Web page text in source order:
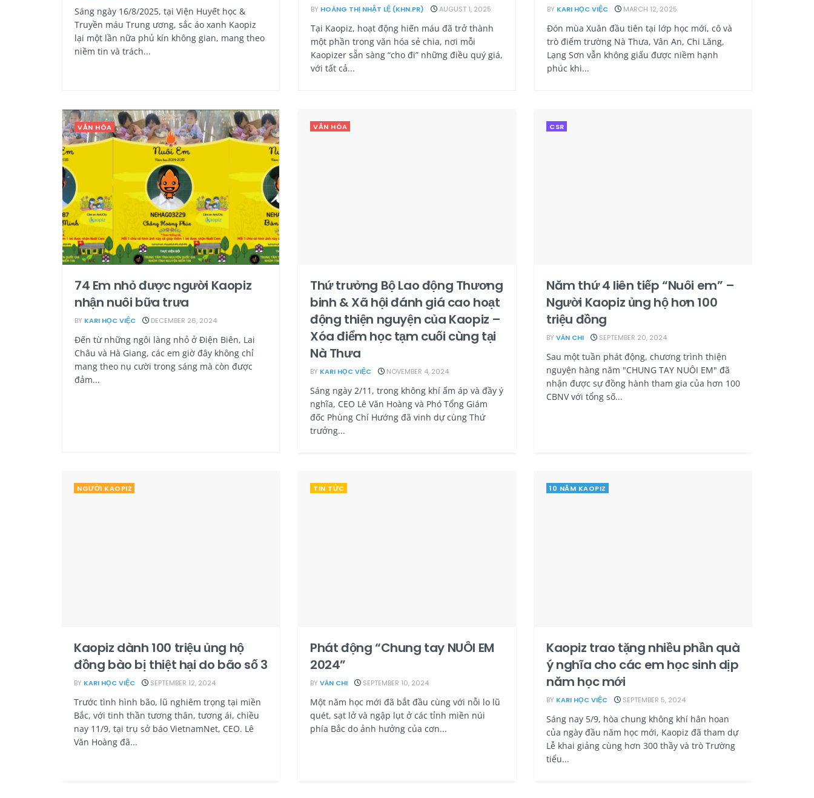
Sáng ngày 16/8/2025, tại Viện Huyết học &
Truyền máu Trung ương, sắc áo xanh Kaopiz
lại một lần nữa phủ kín không gian, mang theo
niềm tin và trách...
BY HOÀNG THỊ NHẬT LỆ (KHN.PR) AUGUST 1, 2025
Tại Kaopiz, hoạt động hiến máu đã trở thành
một phần trong văn hóa sẻ chia, nơi mỗi
Kaopizer sẵn sàng “cho đi” những điều quý giá,
với tất cả...
BY KARI HỌC VIỆC MARCH 12, 2025
Đón mùa Xuân đầu tiên tại lớp học mới, cô và
trò điểm trường Nà Thưa, Vân An, Chi Lăng,
Lạng Sơn vẫn không giấu được niềm hạnh
phúc khi...
VĂN HÓA
74 Em nhỏ được người Kaopiz
nhận nuôi bữa trưa
BY KARI HỌC VIỆC DECEMBER 26, 2024
Đến từ những ngôi làng nhỏ ở Điện Biên, Lai
Châu và Hà Giang, các em giờ đây không chỉ
mang theo nụ cười trong sáng mà còn được
đảm...
VĂN HÓA
Thứ trưởng Bộ Lao động Thương
binh & Xã hội đánh giá cao hoạt
động thiện nguyện của Kaopiz –
Xóa điểm học tạm cuối cùng tại
Nà Thưa
BY KARI HỌC VIỆC NOVEMBER 4, 2024
Sáng ngày 2/11, trong không khí ấm áp và đầy ý
nghĩa, CEO Lê Văn Hoàng và Phó Tổng Giám
đốc Phùng Chí Hướng đã vinh dự cùng Thứ
trưởng...
CSR
Năm thứ 4 liên tiếp “Nuôi em” –
Người Kaopiz ủng hộ hơn 100
triệu đồng
BY VÂN CHI SEPTEMBER 20, 2024
Sau một tuần phát động, chương trình thiện
nguyện hàng năm "CHUNG TAY NUÔI EM" đã
nhận được sự đồng hành tham gia của hơn 100
CBNV với tổng số...
NGƯỜI KAOPIZ
Kaopiz dành 100 triệu ủng hộ
đồng bào bị thiệt hại do bão số 3
BY KARI HỌC VIỆC SEPTEMBER 12, 2024
Trước tình hình bão, lũ nghiêm trọng tại miền
Bắc, với tinh thần tương thân, tương ái, chiều
nay 11/9, tại trụ sở báo VietnamNet, CEO. Lê
Văn Hoàng đã...
TIN TỨC
Phát động “Chung tay NUÔI EM
2024”
BY VÂN CHI SEPTEMBER 10, 2024
Một năm học mới đã bắt đầu cùng với nỗi lo lũ
quét, sạt lở và ngập lụt ở các tỉnh miền núi
phía Bắc do ảnh hưởng của cơn...
10 NĂM KAOPIZ
Kaopiz trao tặng nhiều phần quà
ý nghĩa cho các em học sinh dịp
năm học mới
BY KARI HỌC VIỆC SEPTEMBER 5, 2024
Sáng nay 5/9, hòa chung không khí hân hoan
của ngày đầu năm học mới, Kaopiz đã tham dự
Lễ khai giảng cùng hơn 300 thầy và trò Trường
tiểu...